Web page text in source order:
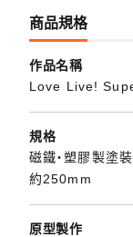
商品規格
作品名稱
Love Live!
規格
磁鐵・塑膠製塗
約250mm
原型製作